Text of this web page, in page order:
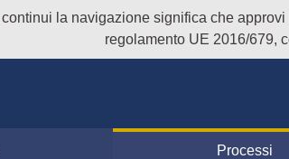
la navigazione significa che
regolamento UE 2016/679,
Processi